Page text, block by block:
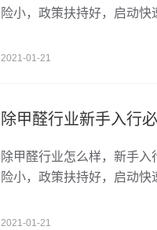
险小，政策扶持好，启动
2021-01-21
除甲醛行业新手入行必
除甲醛行业怎么样，新手
险小，政策扶持好，启动
2021-01-21